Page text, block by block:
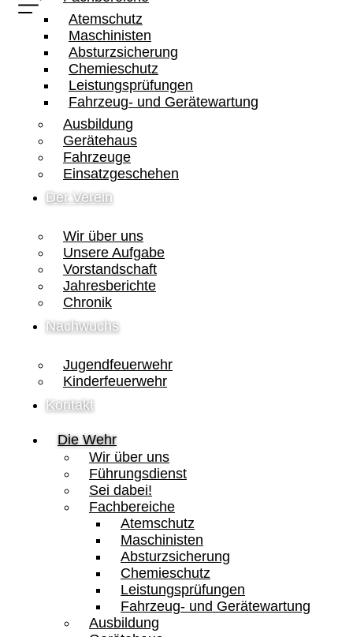
Atemschutz
Maschinisten
Absturzsicherung
Chemieschutz
Leistungsprüfungen
Fahrzeug- und Gerätewartung
Ausbildung
Gerätehaus
Fahrzeuge
Einsatzgeschehen
Der Verein
Wir über uns
Unsere Aufgabe
Vorstandschaft
Jahresberichte
Chronik
Nachwuchs
Jugendfeuerwehr
Kinderfeuerwehr
Kontakt
Die Wehr
Wir über uns
Führungsdienst
Sei dabei!
Fachbereiche
Atemschutz
Maschinisten
Absturzsicherung
Chemieschutz
Leistungsprüfungen
Fahrzeug- und Gerätewartung
Ausbildung